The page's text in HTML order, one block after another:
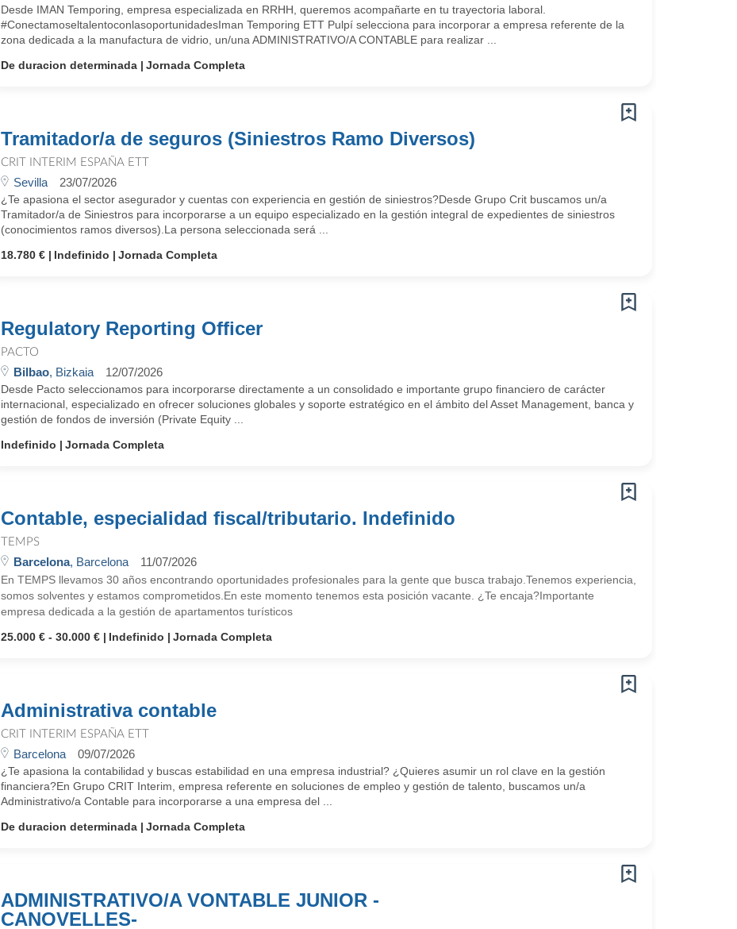
Desde IMAN Temporing, empresa especializada en RRHH, queremos acompañarte en tu trayectoria laboral.
#ConectamoseltalentoconlasoportunidadesIman Temporing ETT Pulpí selecciona para incorporar a empresa referente de la
zona dedicada a la manufactura de vidrio, un/una ADMINISTRATIVO/A CONTABLE para realizar ...
De duracion determinada
Jornada Completa
Tramitador/a de seguros (Siniestros Ramo Diversos)
CRIT INTERIM ESPAÑA ETT
Sevilla 23/07/2026
¿Te apasiona el sector asegurador y cuentas con experiencia en gestión de siniestros?Desde Grupo Crit buscamos un/a
Tramitador/a de Siniestros para incorporarse a un equipo especializado en la gestión integral de expedientes de siniestros
(conocimientos ramos diversos).La persona seleccionada será ...
18.780 €
Indefinido Jornada Completa
Regulatory Reporting Officer
PACTO
Bilbao, Bizkaia 12/07/2026
Desde Pacto seleccionamos para incorporarse directamente a un consolidado e importante grupo financiero de carácter
internacional, especializado en ofrecer soluciones globales y soporte estratégico en el ámbito del Asset Management, banca y
gestión de fondos de inversión (Private Equity ...
Indefinido
Jornada Completa
Contable, especialidad fiscal/tributario. Indefinido
TEMPS
Barcelona, Barcelona 11/07/2026
En TEMPS llevamos 30 años encontrando oportunidades profesionales para la gente que busca trabajo.Tenemos experiencia,
somos solventes y estamos comprometidos.En este momento tenemos esta posición vacante. ¿Te encaja?Importante
empresa dedicada a la gestión de apartamentos turísticos
25.000 € - 30.000 €
Indefinido Jornada Completa
Administrativa contable
CRIT INTERIM ESPAÑA ETT
Barcelona 09/07/2026
¿Te apasiona la contabilidad y buscas estabilidad en una empresa industrial? ¿Quieres asumir un rol clave en la gestión
financiera?En Grupo CRIT Interim, empresa referente en soluciones de empleo y gestión de talento, buscamos un/a
Administrativo/a Contable para incorporarse a una empresa del ...
De duracion determinada
Jornada Completa
ADMINISTRATIVO/A VONTABLE JUNIOR -
CANOVELLES-